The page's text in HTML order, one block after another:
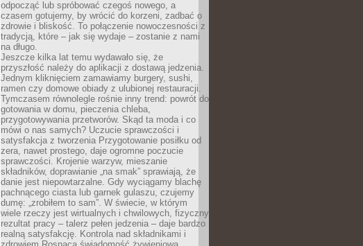
odpocząć lub spróbować czegoś nowego, a
czasem gotujemy, by wrócić do korzeni, zadbać o
zdrowie i bliskość. To połączenie nowoczesności z
tradycją, które – jak się wydaje – zostanie z nami
na długo.
Jeszcze kilka lat temu wydawało się, że
przyszłość należy do aplikacji z dostawą jedzenia.
Jednym kliknięciem zamawiamy burgery, sushi,
ramen czy domowe obiady z ulubionej restauracji.
Tymczasem równolegle rośnie inny trend: powrót do
gotowania w domu, pieczenia chleba,
przygotowywania przetworów. Skąd ta moda i co
mówi o nas samych? Uczucie sprawczości i
satysfakcja z tworzenia Przygotowanie posiłku od
zera, nawet prostego, daje ogromne poczucie
sprawczości. Krojenie warzyw, mieszanie
składników, doprawianie „na smak” sprawiają, że
danie jest niepowtarzalne. Gdy wyciągamy blachę
pachnącego ciasta lub garnek gulaszu, czujemy
dumę: „zrobiłem to sam”. W świecie, w którym
wiele rzeczy jest wirtualnych i chwilowych, fizyczny
rezultat pracy – talerz pełen jedzenia – daje bardzo
realną satysfakcję. Kontrola nad składnikami i